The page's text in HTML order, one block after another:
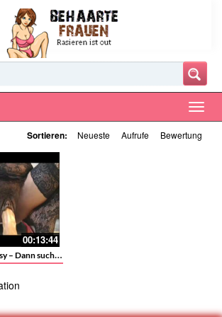
Sortieren: Neueste Aufrufe Bewertung
00:13:44
Zu haarig die Pussy – Dann such den Eingang, das macht Spaß